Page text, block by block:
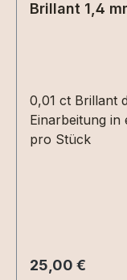
Brillant 1,4
0,01 ct Brillant
Einarbeitung in
pro Stück
Regulärer Preis:
25,00 €